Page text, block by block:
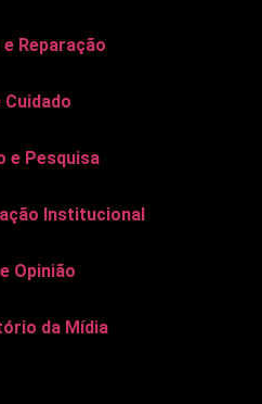
Reparação
Cuidado
e Pesquisa
Institucional
Opinião
da Mídia